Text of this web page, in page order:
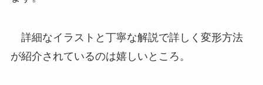
詳細なイラストと丁寧な解説で詳しく変形方法
が紹介されているのは嬉しいところ。